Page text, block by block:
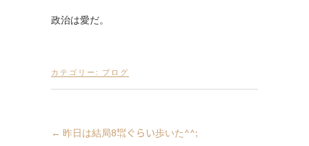
政治は愛だ。
カテゴリー: ブログ
← 昨日は結局8㌖ぐらい歩いた^^;